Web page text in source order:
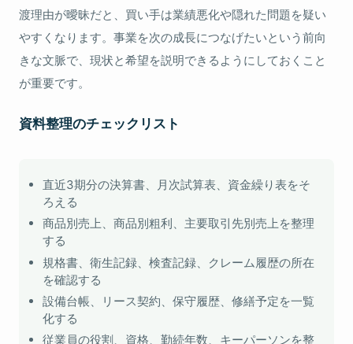
渡理由が曖昧だと、買い手は業績悪化や隠れた問題を疑い
やすくなります。事業を次の成長につなげたいという前向
きな文脈で、現状と希望を説明できるようにしておくこと
が重要です。
資料整理のチェックリスト
直近3期分の決算書、月次試算表、資金繰り表をそ
ろえる
商品別売上、商品別粗利、主要取引先別売上を整理
する
規格書、衛生記録、検査記録、クレーム履歴の所在
を確認する
設備台帳、リース契約、保守履歴、修繕予定を一覧
化する
従業員の役割、資格、勤続年数、キーパーソンを整